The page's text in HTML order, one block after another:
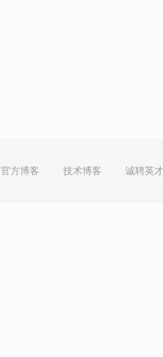
官方博客 技术博客 诚聘英才